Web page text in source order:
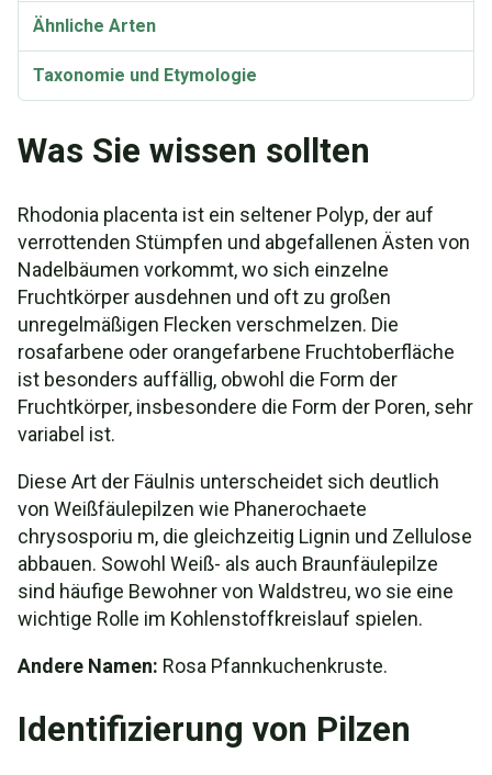
Ähnliche Arten
Taxonomie und Etymologie
Was Sie wissen sollten
Rhodonia placenta ist ein seltener Polyp, der auf
verrottenden Stümpfen und abgefallenen Ästen von
Nadelbäumen vorkommt, wo sich einzelne
Fruchtkörper ausdehnen und oft zu großen
unregelmäßigen Flecken verschmelzen. Die
rosafarbene oder orangefarbene Fruchtoberfläche
ist besonders auffällig, obwohl die Form der
Fruchtkörper, insbesondere die Form der Poren, sehr
variabel ist.
Diese Art der Fäulnis unterscheidet sich deutlich
von Weißfäulepilzen wie Phanerochaete
chrysosporiu m, die gleichzeitig Lignin und Zellulose
abbauen. Sowohl Weiß- als auch Braunfäulepilze
sind häufige Bewohner von Waldstreu, wo sie eine
wichtige Rolle im Kohlenstoffkreislauf spielen.
Andere Namen: Rosa Pfannkuchenkruste.
Identifizierung von Pilzen